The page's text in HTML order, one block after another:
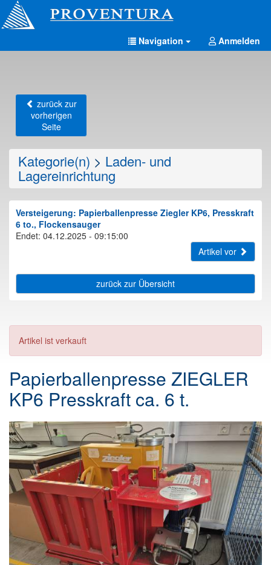
Navigation Anmelden
zurück zur
vorherigen
Seite
Kategorie(n) > Laden- und
Lagereinrichtung
Versteigerung: Papierballenpresse Ziegler KP6, Presskraft
6 to., Flockensauger
Endet: 04.12.2025 - 09:15:00
Artikel vor
zurück zur Übersicht
Artikel ist verkauft
Papierballenpresse ZIEGLER
KP6 Presskraft ca. 6 t.